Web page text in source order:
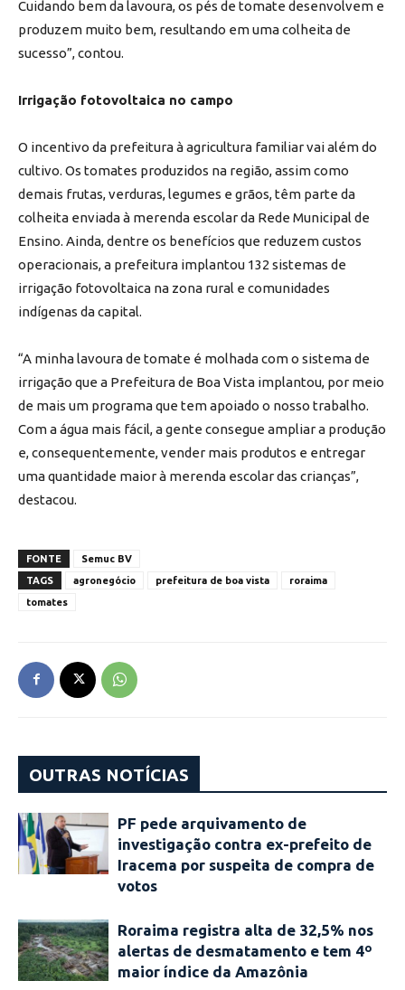
Cuidando bem da lavoura, os pés de tomate desenvolvem e
produzem muito bem, resultando em uma colheita de
sucesso”, contou.
Irrigação fotovoltaica no campo
O incentivo da prefeitura à agricultura familiar vai além do
cultivo. Os tomates produzidos na região, assim como
demais frutas, verduras, legumes e grãos, têm parte da
colheita enviada à merenda escolar da Rede Municipal de
Ensino. Ainda, dentre os benefícios que reduzem custos
operacionais, a prefeitura implantou 132 sistemas de
irrigação fotovoltaica na zona rural e comunidades
indígenas da capital.
“A minha lavoura de tomate é molhada com o sistema de
irrigação que a Prefeitura de Boa Vista implantou, por meio
de mais um programa que tem apoiado o nosso trabalho.
Com a água mais fácil, a gente consegue ampliar a produção
e, consequentemente, vender mais produtos e entregar
uma quantidade maior à merenda escolar das crianças”,
destacou.
FONTE
Semuc BV
TAGS
agronegócio prefeitura de boa vista
roraima
tomates
OUTRAS NOTÍCIAS
PF pede arquivamento de
investigação contra ex-prefeito de
Iracema por suspeita de compra de
votos
Roraima registra alta de 32,5% nos
alertas de desmatamento e tem 4º
maior índice da Amazônia